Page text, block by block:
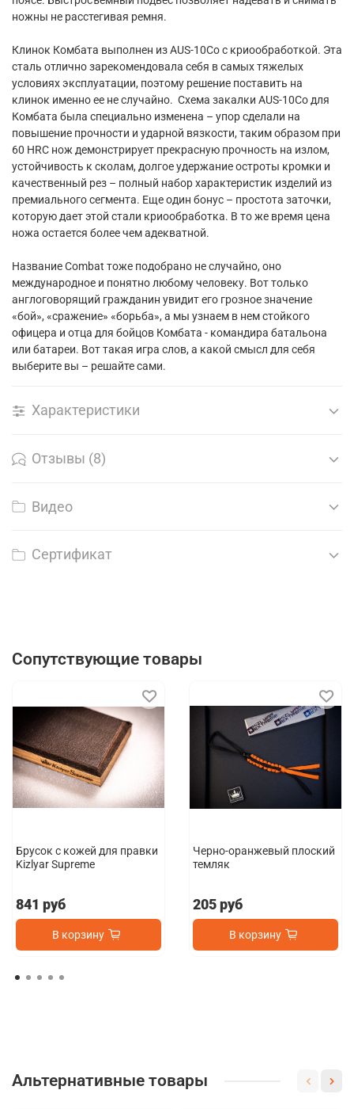
ножны не расстегивая ремня.
Клинок Комбата выполнен из AUS-10Co с криообработкой. Эта
сталь отлично зарекомендовала себя в самых тяжелых
условиях эксплуатации, поэтому решение поставить на
клинок именно ее не случайно. Схема закалки AUS-10Co для
Комбата была специально изменена – упор сделали на
повышение прочности и ударной вязкости, таким образом при
60 HRC нож демонстрирует прекрасную прочность на излом,
устойчивость к сколам, долгое удержание остроты кромки и
качественный рез – полный набор характеристик изделий из
премиального сегмента. Еще один бонус – простота заточки,
которую дает этой стали криообработка. В то же время цена
ножа остается более чем адекватной.
Название Combat тоже подобрано не случайно, оно
международное и понятно любому человеку. Вот только
англоговорящий гражданин увидит его грозное значение
«бой», «сражение» «борьба», а мы узнаем в нем стойкого
офицера и отца для бойцов Комбата - командира батальона
или батареи. Вот такая игра слов, а какой смысл для себя
выберите вы – решайте сами.
Характеристики
Отзывы (8)
Видео
Сертификат
Сопутствующие товары
Брусок с кожей для правки
Kizlyar Supreme
841 руб
В корзину
Черно-оранжевый плоский
темляк
205 руб
В корзину
Альтернативные товары